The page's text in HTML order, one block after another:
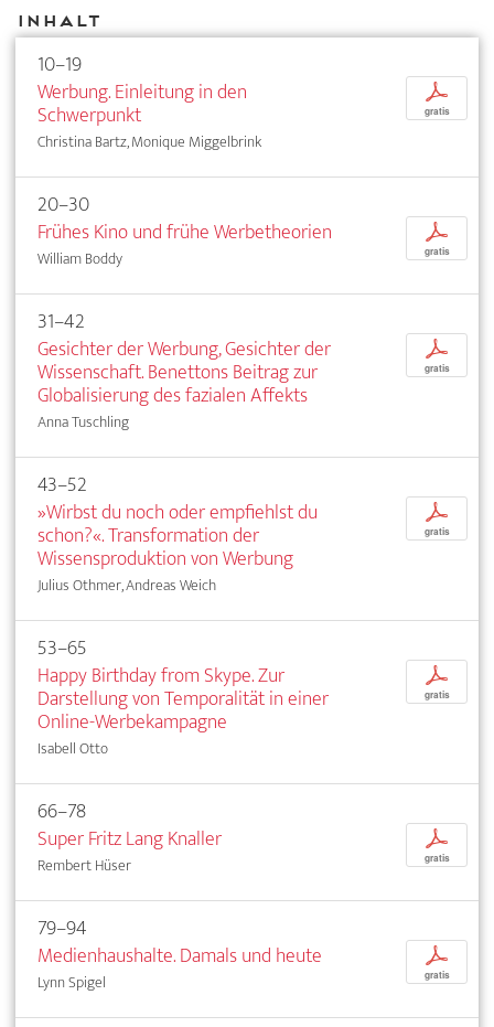
Inhalt
10–19
Werbung. Einleitung in den
Schwerpunkt
Christina Bartz, Monique Miggelbrink
p
gratis
20–30
Frühes Kino und frühe Werbetheorien
William Boddy
p
gratis
31–42
Gesichter der Werbung, Gesichter der
Wissenschaft. Benettons Beitrag zur
Globalisierung des fazialen Affekts
Anna Tuschling
p
gratis
43–52
»Wirbst du noch oder empfiehlst du
schon?«. Transformation der
Wissensproduktion von Werbung
Julius Othmer, Andreas Weich
p
gratis
53–65
Happy Birthday from Skype. Zur
Darstellung von Temporalität in einer
Online-Werbekampagne
Isabell Otto
p
gratis
66–78
Super Fritz Lang Knaller
Rembert Hüser
p
gratis
79–94
Medienhaushalte. Damals und heute
Lynn Spigel
p
gratis